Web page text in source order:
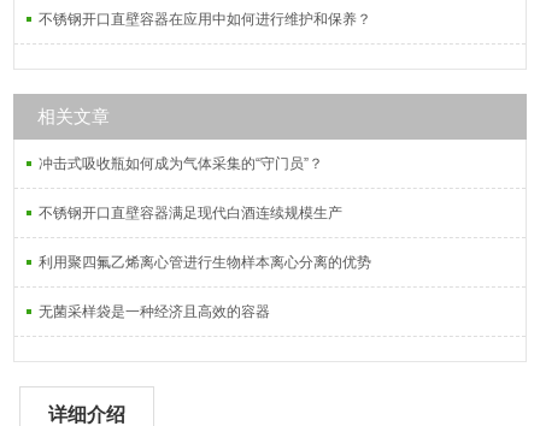
不锈钢开口直壁容器在应用中如何进行维护和保养？
相关文章
冲击式吸收瓶如何成为气体采集的“守门员”？
不锈钢开口直壁容器满足现代白酒连续规模生产
利用聚四氟乙烯离心管进行生物样本离心分离的优势
无菌采样袋是一种经济且高效的容器
详细介绍